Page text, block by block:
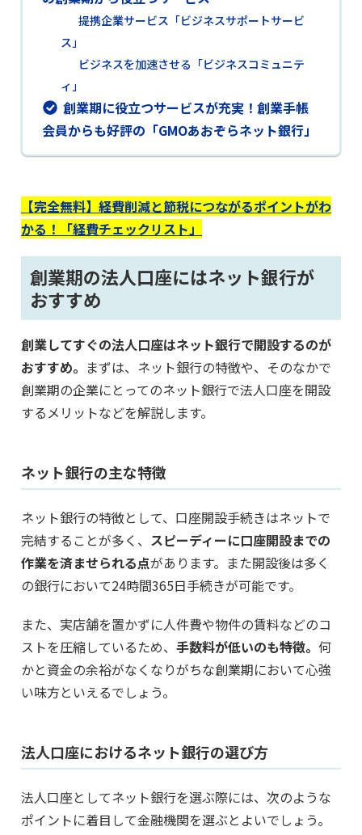
提携企業サービス「ビジネスサポートサービ
ス」
ビジネスを加速させる「ビジネスコミュニテ
ィ」
創業期に役立つサービスが充実！創業手帳
会員からも好評の「GMOあおぞらネット銀行」
【完全無料】経費削減と節税につながるポイントがわ
かる！「経費チェックリスト」
創業期の法人口座にはネット銀行が
おすすめ
創業してすぐの法人口座はネット銀行で開設するのが
おすすめ。 まずは、ネット銀行の特徴や、そのなかで
創業期の企業にとってのネット銀行で法人口座を開設
するメリットなどを解説します。
ネット銀行の主な特徴
ネット銀行の特徴として、口座開設手続きはネットで
完結することが多く、 スピーディーに口座開設までの
作業を済ませられる点があります。また開設後は多く
の銀行において24時間365日手続きが可能です。
また、実店舗を置かずに人件費や物件の賃料などのコ
ストを圧縮しているため、 手数料が低いのも特徴。 何
かと資金の余裕がなくなりがちな創業期において心強
い味方といえるでしょう。
法人口座におけるネット銀行の選び方
法人口座としてネット銀行を選ぶ際には、次のような
ポイントに着目して金融機関を選ぶとよいでしょう。